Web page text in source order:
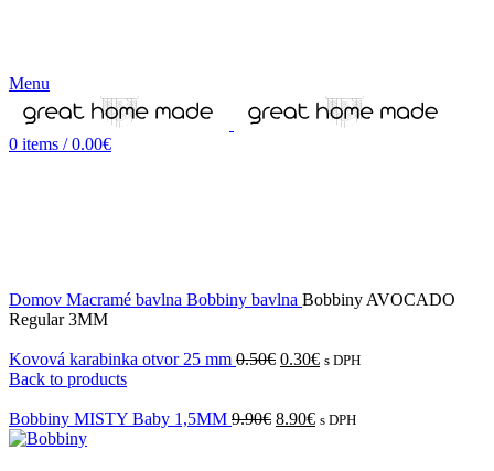
Menu
0 items / 0.00€
-13%
Domov Macramé bavlna Bobbiny bavlna Bobbiny AVOCADO
Regular 3MM
Kovová karabinka otvor 25 mm 0.50€ 0.30€ s DPH
Back to products
Bobbiny MISTY Baby 1,5MM 9.90€ 8.90€ s DPH